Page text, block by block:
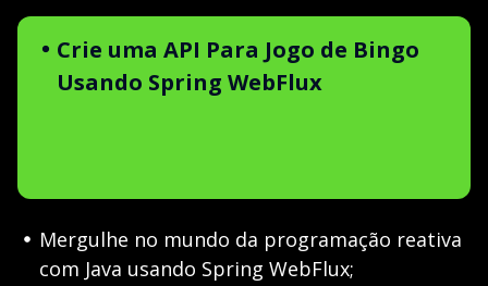
Crie uma API Para Jogo de Bingo
Usando Spring WebFlux
Mergulhe no mundo da programação reativa
com Java usando Spring WebFlux;